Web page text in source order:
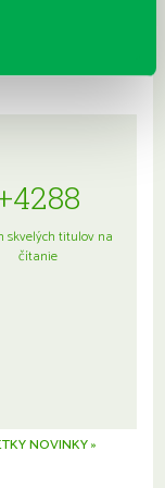
a etiketou
skvelých titulov na
čítanie
NOVINKY »